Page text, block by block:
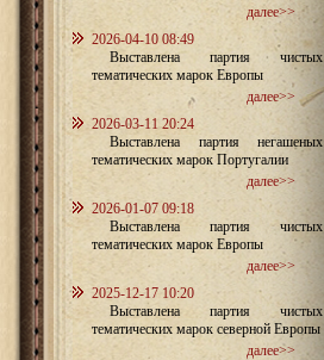
далее>>
2026-04-10 08:49
Выставлена партия чистых
тематических марок Европы
далее>>
2026-03-11 20:24
Выставлена партия негашеных
тематических марок Португалии
далее>>
2026-01-07 09:18
Выставлена партия чистых
тематических марок Европы
далее>>
2025-12-17 10:20
Выставлена партия чистых
тематических марок северной Европы
далее>>